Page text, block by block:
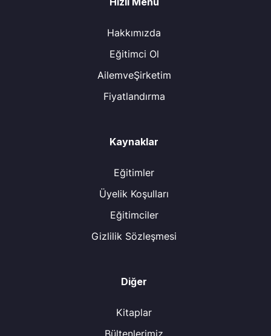
Hakkımızda
Eğitimci Ol
AilemveŞirketim
Fiyatlandırma
Kaynaklar
Eğitimler
Üyelik Koşulları
Eğitimciler
Gizlilik Sözleşmesi
Diğer
Kitaplar
Bültenlerimiz